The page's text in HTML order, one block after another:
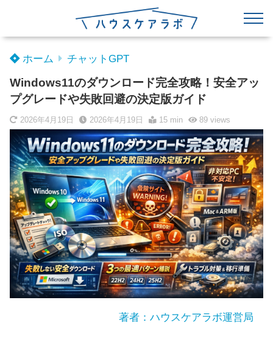
ホーム チャットGPT
Windows11のダウンロード完全攻略！安全アッ
プグレードや失敗回避の決定版ガイド
2026年4月19日 2026年4月19日 15 min 89views
著者：ハウスケアラボ運営局